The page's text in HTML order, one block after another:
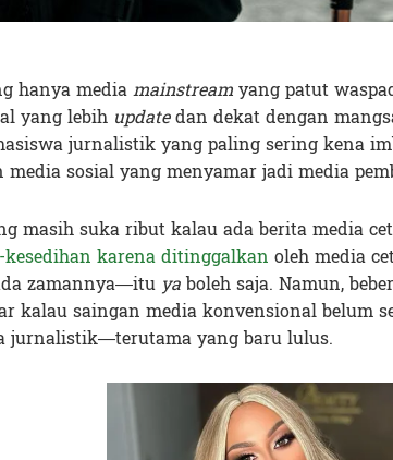
hanya mediamainstreamyang patut
yang lebih updatedan dekat dengan
jurnalistik yang paling sering kena
sosial yang menyamar jadi media
masih suka ribut kalau ada berita media
kesedihan karena ditinggalkan oleh media
zamannya—itu yaboleh saja. Namun,
kalau saingan media konvensional belum
jurnalistik—terutama yang baru lulus.